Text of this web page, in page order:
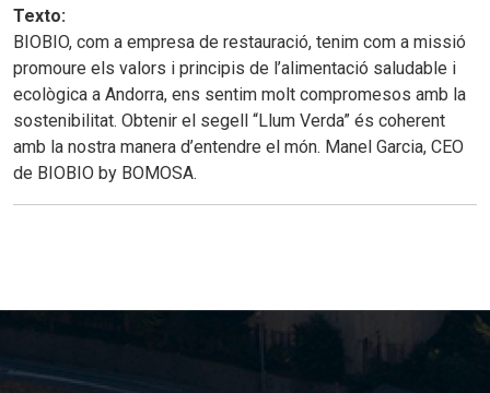
Texto:
BIOBIO, com a empresa de restauració, tenim com a missió
promoure els valors i principis de l’alimentació saludable i
ecològica a Andorra, ens sentim molt compromesos amb la
sostenibilitat. Obtenir el segell “Llum Verda” és coherent
amb la nostra manera d’entendre el món. Manel Garcia, CEO
de BIOBIO by BOMOSA.